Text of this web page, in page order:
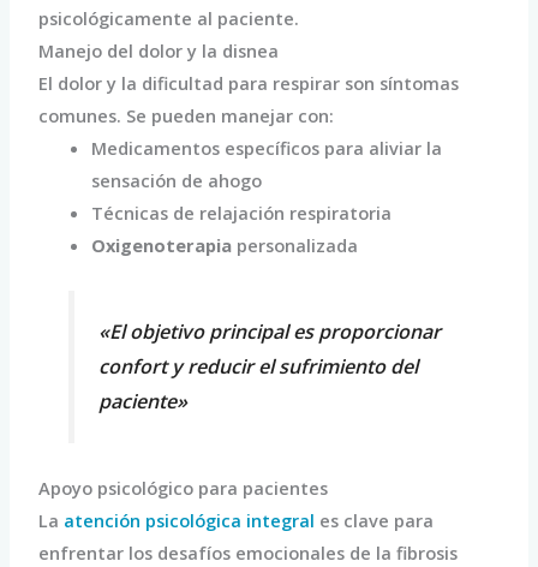
psicológicamente al paciente.
Manejo del dolor y la disnea
El dolor y la dificultad para respirar son síntomas
comunes. Se pueden manejar con:
Medicamentos específicos para aliviar la
sensación de ahogo
Técnicas de relajación respiratoria
Oxigenoterapia personalizada
«El objetivo principal es proporcionar
confort y reducir el sufrimiento del
paciente»
Apoyo psicológico para pacientes
La atención psicológica integral es clave para
enfrentar los desafíos emocionales de la fibrosis